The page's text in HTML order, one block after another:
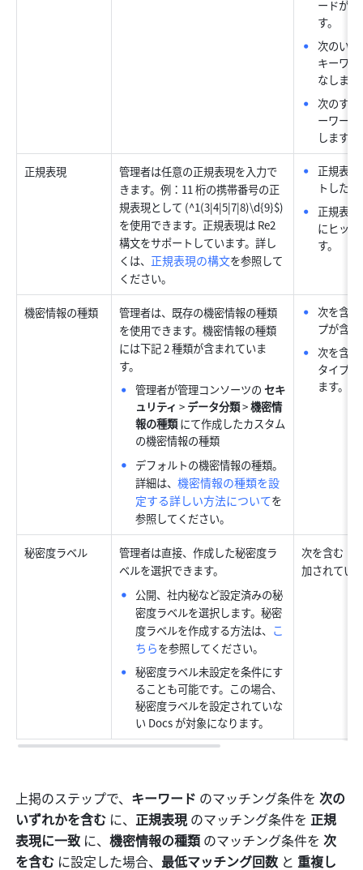
ードが
す。
次のい
キーワ
なします
次のすべ
ーワー
します。
正規表現
管理者は任意の正規表現を入力で
きます。例：11 桁の携帯番号の正
規表現として (^1(3|4|5|7|8)\d{9}$)
を使用できます。正規表現は Re2
構文をサポートしています。詳し
くは、 正規表現の構文を参照して
ください。
正規表
トした
正規表
にヒッ
す。
機密情報の種類
管理者は、既存の機密情報の種類
を使用できます。機密情報の種類
には下記 2 種類が含まれていま
す。
管理者が管理コンソーツの セキ
ュリティ > データ分類 > 機密情
報の種類 にて作成したカスタム
の機密情報の種類
デフォルトの機密情報の種類。
詳細は、機密情報の種類を設
定する詳しい方法についてを
参照してください。
次を含
プが含
次を含
タイプ
ます。
秘密度ラベル
管理者は直接、作成した秘密度ラ
ベルを選択できます。
公開、社内秘など設定済みの秘
密度ラベルを選択します。秘密
度ラベルを作成する方法は、 こ
ちらを参照してください。
秘密度ラベル未設定を条件にす
ることも可能です。この場合、
秘密度ラベルを設定されていな
い Docs が対象になります。
次を含む：
加されてい
上掲のステップで、 キーワード のマッチング条件を 次の
いずれかを含む に、 正規表現 のマッチング条件を 正規
表現に一致 に、機密情報の種類 のマッチング条件を 次
を含む に設定した場合、最低マッチング回数 と 重複し